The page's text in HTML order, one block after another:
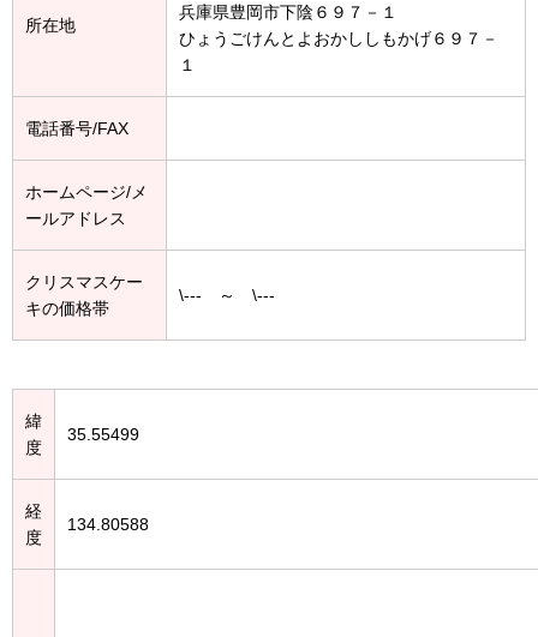
所在地
兵庫県豊岡市下陰６９７－１
ひょうごけんとよおかししもかげ６９７－
１
電話番号/FAX
ホームページ/メ
ールアドレス
クリスマスケー
キの価格帯
\--- ～ \---
緯
度
35.55499
経
度
134.80588